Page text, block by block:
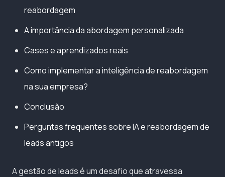
reabordagem
A importância da abordagem personalizada
Cases e aprendizados reais
Como implementar a inteligência de reabordagem
na sua empresa?
Conclusão
Perguntas frequentes sobre IA e reabordagem de
leads antigos
A gestão de leads é um desafio que atravessa